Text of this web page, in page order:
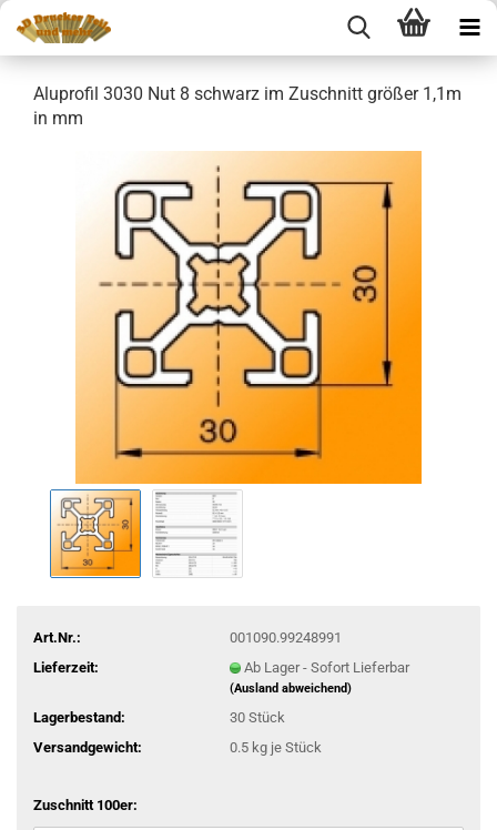
Aluprofil 3030 Nut 8 schwarz im Zuschnitt größer 1,1m
in mm
Art.Nr.:
001090.99248991
Lieferzeit:
Ab Lager - Sofort Lieferbar
(Ausland abweichend)
Lagerbestand: 30 Stück
Versandgewicht:
0.5kg je Stück
Zuschnitt 100er: